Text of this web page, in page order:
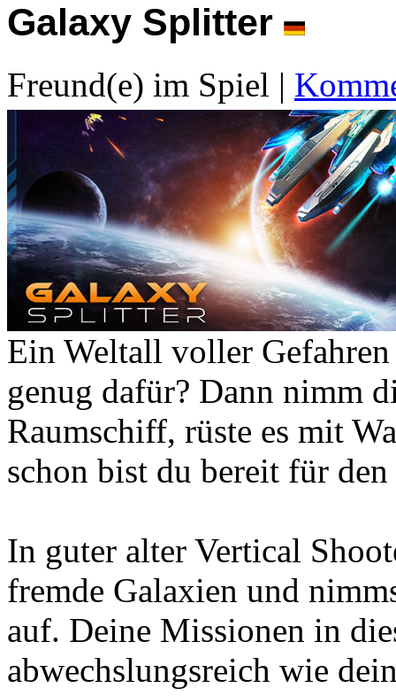
Galaxy Splitter
Freund(e) im Spiel |
Ein Weltall voller
genug dafür? Dann nimm
Raumschiff, rüste es mit
schon bist du bereit für
In guter alter Vertical
fremde Galaxien und
auf. Deine Missionen in
abwechslungsreich wie